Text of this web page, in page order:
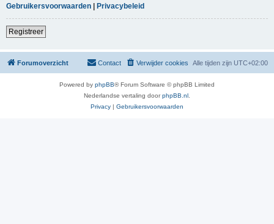
Gebruikersvoorwaarden | Privacybeleid
Registreer
Forumoverzicht Alle tijden zijn UTC+02:00
Verwijder cookies
Contact
Powered by phpBB® Forum Software © phpBB Limited
Nederlandse vertaling doorphpBB.nl
Privacy | Gebruikersvoorwaarden